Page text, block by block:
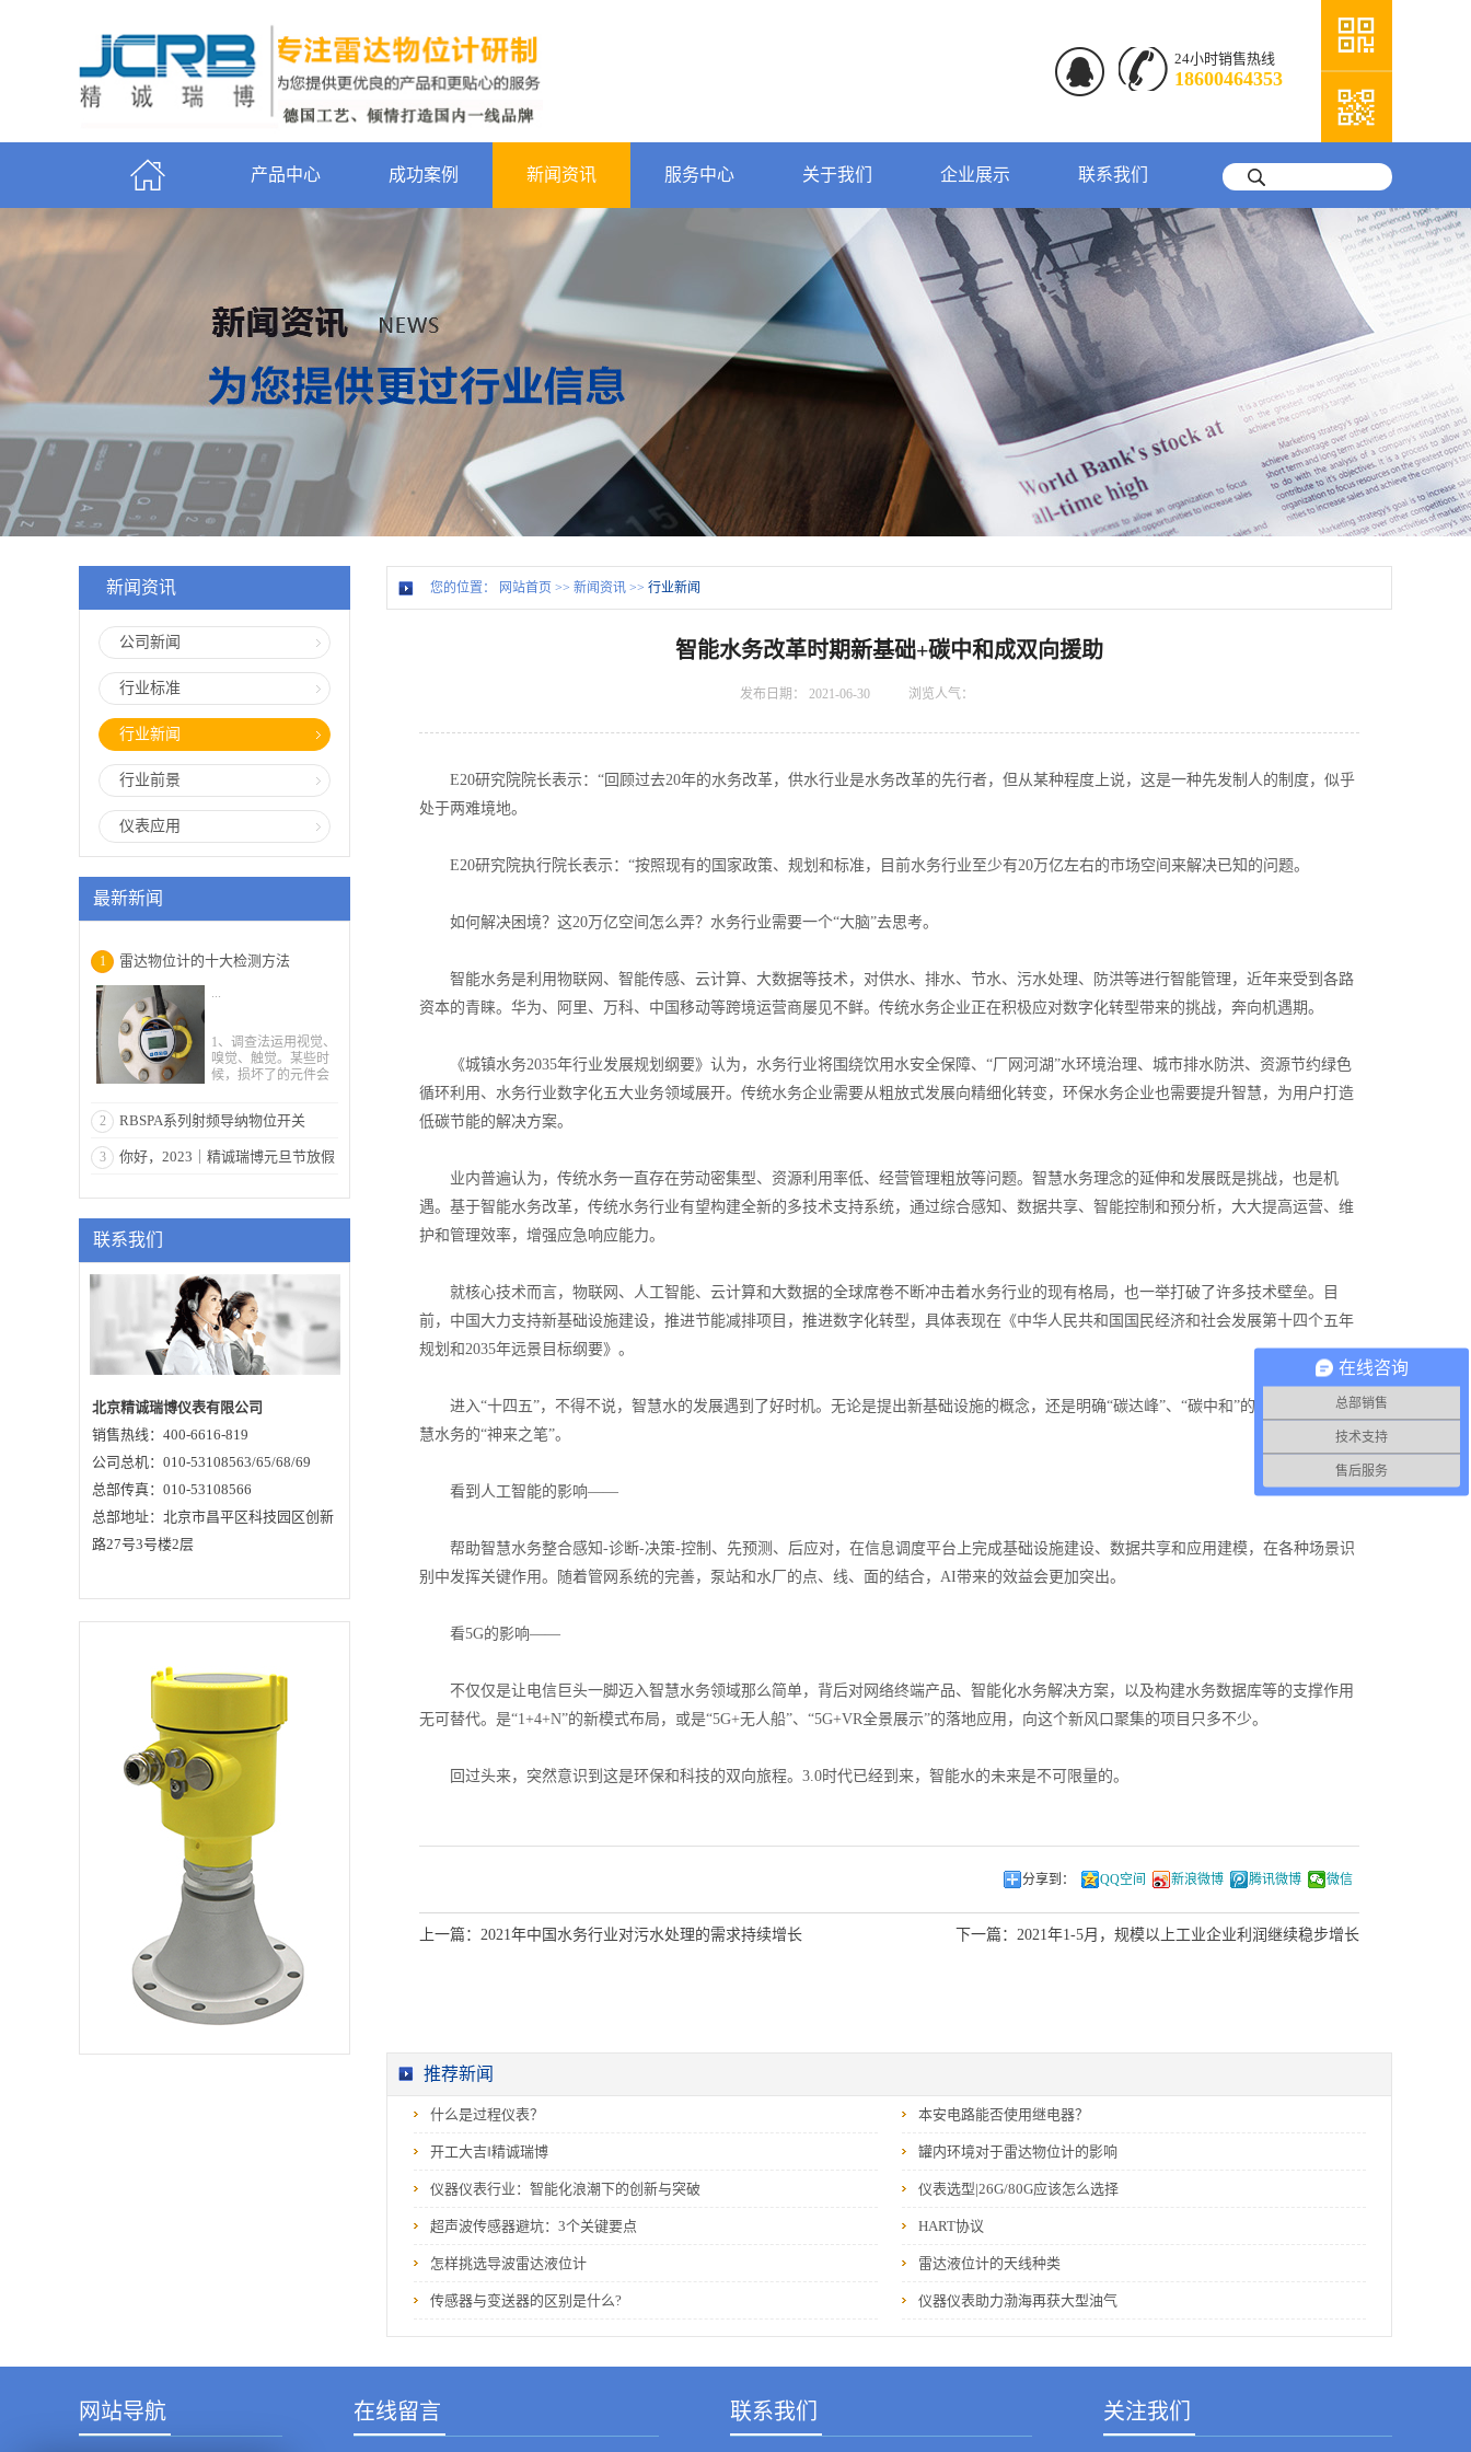
24小时销售热线
18600464353
产品中心 成功案例 新闻资讯 服务中心 关于我们 企业展示 联系我们
新闻资讯
公司新闻
行业标准
行业新闻
行业前景
仪表应用
最新新闻
1 雷达物位计的十大检测方法
...
1、调查法运用视觉、
嗅觉、触觉。某些时
候，损坏了的元件会
材会发作一些特别的
发烫；用肉眼也能调
好时坏的景象，这种
的。关于这种状况能
够选用敲击与手压
法。所谓的“敲击”即
是对或许发作毛病的
部位，经过小橡皮鎯
头或别的敲击物轻轻
击打插件板或部件，
错或停机毛病。所谓
现时，关上电源后对
从头用手压牢，再开
机试试是不是会消除
一下机壳正常，再击
器或有足够的备件。
法所谓的排除法是经
板、器材来判断毛病
因素的办法。当拔除
某一插件板或器材后
外表康复正常，就阐
明毛病发作在那
里。 5、升降温法有
时外表作业较长时
刻，或在夏日作业环
现毛病，关机查看正
常，停一段时刻再开
机又正常，过一瞬间
又呈现毛病。这种景
象是因为单个IC或元
器材功能差，高温特
性参数达不到目标请
求所造成的。为了找
出毛病因素金属加工
网，可选用升降温
法。所谓降温，即是
2 RBSPA系列射频导纳物位开关
3 你好，2023｜精诚瑞博元旦节放假
联系我们
北京精诚瑞博仪表有限公司
销售热线：400-6616-819
公司总机：010-53108563/65/68/69
总部传真：010-53108566
总部地址：北京市昌平区科技园区创新
路27号3号楼2层
您的位置： 网站首页 >> 新闻资讯 >> 行业新闻
智能水务改革时期新基础+碳中和成双向援助
发布日期： 2021-06-30 浏览人气：
E20研究院院长表示：“回顾过去20年的水务改革，供水行业是水务改革的先行者，但从某种程度上说，这是一种先发制人的制度，似乎
处于两难境地。
E20研究院执行院长表示：“按照现有的国家政策、规划和标准，目前水务行业至少有20万亿左右的市场空间来解决已知的问题。
如何解决困境？这20万亿空间怎么弄？水务行业需要一个“大脑”去思考。
智能水务是利用物联网、智能传感、云计算、大数据等技术，对供水、排水、节水、污水处理、防洪等进行智能管理，近年来受到各路
资本的青睐。华为、阿里、万科、中国移动等跨境运营商屡见不鲜。传统水务企业正在积极应对数字化转型带来的挑战，奔向机遇期。
《城镇水务2035年行业发展规划纲要》认为，水务行业将围绕饮用水安全保障、“厂网河湖”水环境治理、城市排水防洪、资源节约绿色
循环利用、水务行业数字化五大业务领域展开。传统水务企业需要从粗放式发展向精细化转变，环保水务企业也需要提升智慧，为用户打造
低碳节能的解决方案。
业内普遍认为，传统水务一直存在劳动密集型、资源利用率低、经营管理粗放等问题。智慧水务理念的延伸和发展既是挑战，也是机
遇。基于智能水务改革，传统水务行业有望构建全新的多技术支持系统，通过综合感知、数据共享、智能控制和预分析，大大提高运营、维
护和管理效率，增强应急响应能力。
就核心技术而言，物联网、人工智能、云计算和大数据的全球席卷不断冲击着水务行业的现有格局，也一举打破了许多技术壁垒。目
前，中国大力支持新基础设施建设，推进节能减排项目，推进数字化转型，具体表现在《中华人民共和国国民经济和社会发展第十四个五年
规划和2035年远景目标纲要》。
进入“十四五”，不得不说，智慧水的发展遇到了好时机。无论是提出新基础设施的概念，还是明确“碳达峰”、“碳中和”的目标，都是智
慧水务的“神来之笔”。
看到人工智能的影响——
帮助智慧水务整合感知-诊断-决策-控制、先预测、后应对，在信息调度平台上完成基础设施建设、数据共享和应用建模，在各种场景识
别中发挥关键作用。随着管网系统的完善，泵站和水厂的点、线、面的结合，AI带来的效益会更加突出。
看5G的影响——
不仅仅是让电信巨头一脚迈入智慧水务领域那么简单，背后对网络终端产品、智能化水务解决方案，以及构建水务数据库等的支撑作用
无可替代。是“1+4+N”的新模式布局，或是“5G+无人船”、“5G+VR全景展示”的落地应用，向这个新风口聚集的项目只多不少。
回过头来，突然意识到这是环保和科技的双向旅程。3.0时代已经到来，智能水的未来是不可限量的。
分享到： QQ空间 新浪微博 腾讯微博 微信
上一篇： 2021年中国水务行业对污水处理的需求持续增长 下一篇： 2021年1-5月，规模以上工业企业利润继续稳步增长
推荐新闻
什么是过程仪表？ 本安电路能否使用继电器？
开工大吉‖精诚瑞博 罐内环境对于雷达物位计的影响
仪器仪表行业：智能化浪潮下的创新与突破 仪表选型|26G/80G应该怎么选择
超声波传感器避坑：3个关键要点 HART协议
怎样挑选导波雷达液位计 雷达液位计的天线种类
传感器与变送器的区别是什么? 仪器仪表助力渤海再获大型油气
网站导航 在线留言 联系我们 关注我们
在线咨询
总部销售
技术支持
售后服务